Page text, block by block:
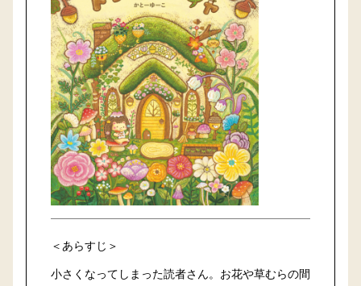
＜あらすじ＞
小さくなってしまった読者さん。お花や草むらの間